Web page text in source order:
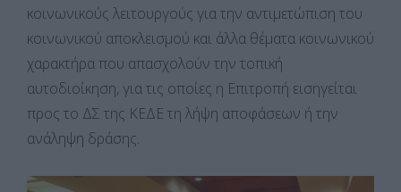
κοινωνικούς λειτουργούς για την αντιμετώπιση του
κοινωνικού αποκλεισμού και άλλα θέματα κοινωνικού
χαρακτήρα που απασχολούν την τοπική
αυτοδιοίκηση, για τις οποίες η Επιτροπή εισηγείται
προς το ΔΣ της ΚΕΔΕ τη λήψη αποφάσεων ή την
ανάληψη δράσης.